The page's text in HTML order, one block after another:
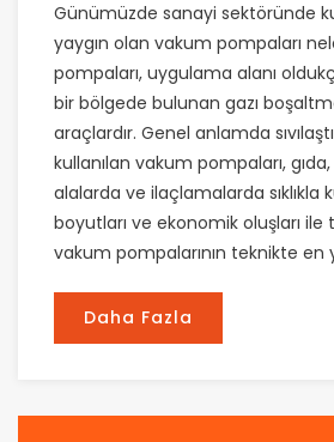
Günümüzde sanayi sektöründe
yaygın olan vakum pompaları
pompaları, uygulama alanı
bir bölgede bulunan gazı
araçlardır. Genel anlamda
kullanılan vakum pompaları,
alalarda ve ilaçlamalarda sıklıkla
boyutları ve ekonomik oluşları
vakum pompalarının teknikte en
Daha Fazla